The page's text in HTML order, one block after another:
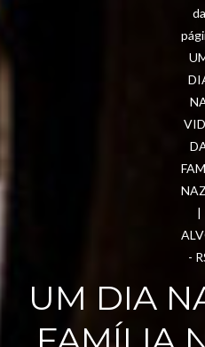
UM DIA